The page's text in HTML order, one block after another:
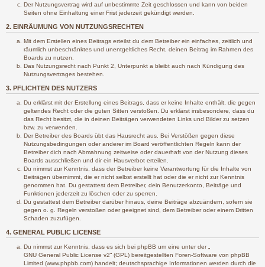
Der Nutzungsvertrag wird auf unbestimmte Zeit geschlossen und kann von beiden
Seiten ohne Einhaltung einer Frist jederzeit gekündigt werden.
2. EINRÄUMUNG VON NUTZUNGSRECHTEN
Mit dem Erstellen eines Beitrags erteilst du dem Betreiber ein einfaches, zeitlich und
räumlich unbeschränktes und unentgeltliches Recht, deinen Beitrag im Rahmen des
Boards zu nutzen.
Das Nutzungsrecht nach Punkt 2, Unterpunkt a bleibt auch nach Kündigung des
Nutzungsvertrages bestehen.
3. PFLICHTEN DES NUTZERS
Du erklärst mit der Erstellung eines Beitrags, dass er keine Inhalte enthält, die gegen
geltendes Recht oder die guten Sitten verstoßen. Du erklärst insbesondere, dass du
das Recht besitzt, die in deinen Beiträgen verwendeten Links und Bilder zu setzen
bzw. zu verwenden.
Der Betreiber des Boards übt das Hausrecht aus. Bei Verstößen gegen diese
Nutzungsbedingungen oder anderer im Board veröffentlichten Regeln kann der
Betreiber dich nach Abmahnung zeitweise oder dauerhaft von der Nutzung dieses
Boards ausschließen und dir ein Hausverbot erteilen.
Du nimmst zur Kenntnis, dass der Betreiber keine Verantwortung für die Inhalte von
Beiträgen übernimmt, die er nicht selbst erstellt hat oder die er nicht zur Kenntnis
genommen hat. Du gestattest dem Betreiber, dein Benutzerkonto, Beiträge und
Funktionen jederzeit zu löschen oder zu sperren.
Du gestattest dem Betreiber darüber hinaus, deine Beiträge abzuändern, sofern sie
gegen o. g. Regeln verstoßen oder geeignet sind, dem Betreiber oder einem Dritten
Schaden zuzufügen.
4. GENERAL PUBLIC LICENSE
Du nimmst zur Kenntnis, dass es sich bei phpBB um eine unter der „
GNU General Public License v2“ (GPL) bereitgestellten Foren-Software von phpBB
Limited (www.phpbb.com) handelt; deutschsprachige Informationen werden durch die